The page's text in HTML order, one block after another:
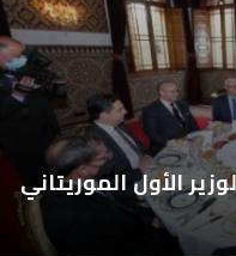
الأول الموريتاني